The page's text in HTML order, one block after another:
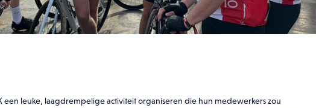
een leuke, laagdrempelige activiteit organiseren die hun medewerkers zou